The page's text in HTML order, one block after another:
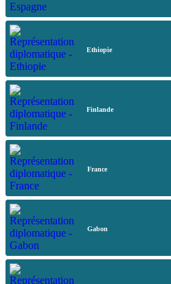
Ethiopie
Finlande
France
Gabon